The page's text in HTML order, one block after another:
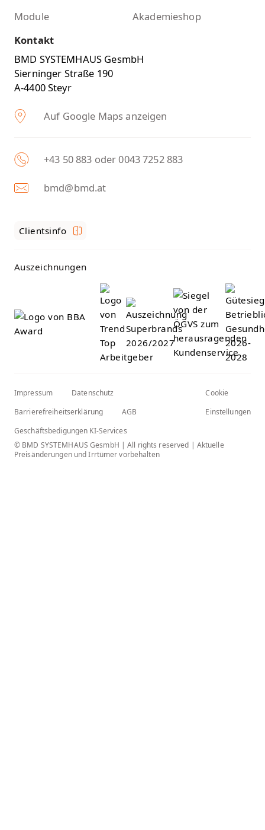
Module
Akademieshop
Kontakt
BMD SYSTEMHAUS GesmbH
Sierninger Straße 190
A-4400 Steyr
Auf Google Maps anzeigen
+43 50 883 oder 0043 7252 883
bmd@bmd.at
Clientsinfo
Auszeichnungen
Impressum
Datenschutz
Barrierefreiheitserklärung
AGB
Geschäftsbedigungen KI-Services
Cookie
Einstellungen
© BMD SYSTEMHAUS GesmbH | All rights reserved | Aktuelle
Preisänderungen und Irrtümer vorbehalten